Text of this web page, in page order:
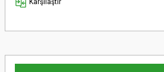
Karşılaştır